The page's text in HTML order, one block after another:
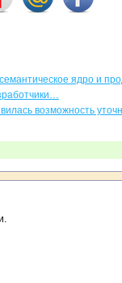
ядро и
возможность